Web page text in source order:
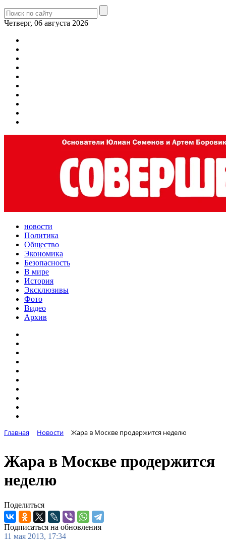
Четверг, 06 августа 2026
новости
Политика
Общество
Экономика
Безопасность
В мире
История
Эксклюзивы
Фото
Видео
Архив
Главная Новости Жара в Москве продержится неделю
Жара в Москве продержится
неделю
Поделиться
Подписаться на обновления
11 мая 2013, 17:34